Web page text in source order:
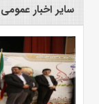
سایر اخبار عمومی